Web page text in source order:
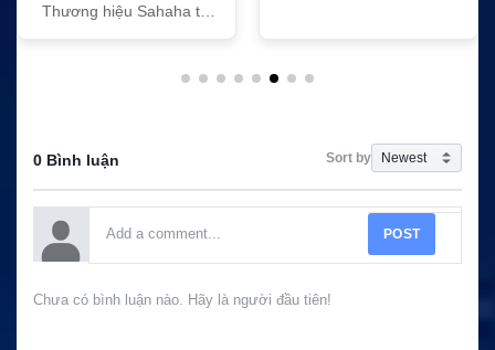
Thương hiệu Sahaha tại
0 Bình luận Sort by
POST
Chưa có bình luận nào. Hãy là người đầu tiên!